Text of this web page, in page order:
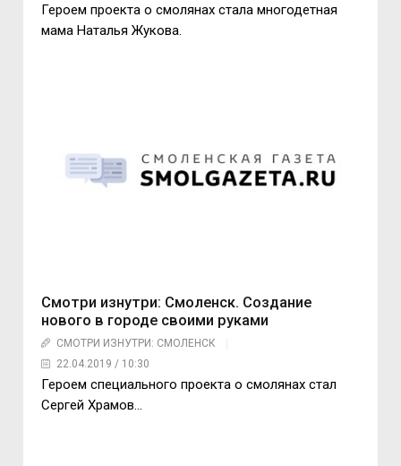
Героем проекта о смолянах стала многодетная
мама Наталья Жукова.
Смотри изнутри: Смоленск. Создание
нового в городе своими руками
СМОТРИ ИЗНУТРИ: СМОЛЕНСК
22.04.2019 / 10:30
Героем специального проекта о смолянах стал
Сергей Храмов...